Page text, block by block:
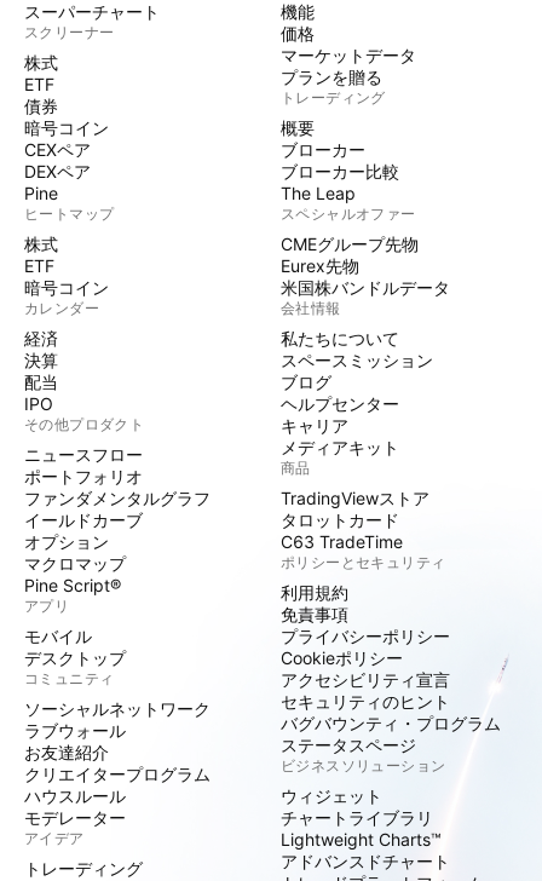
スーパーチャート
スクリーナー
株式
ETF
債券
暗号コイン
CEXペア
DEXペア
Pine
ヒートマップ
株式
ETF
暗号コイン
カレンダー
経済
決算
配当
IPO
その他プロダクト
ニュースフロー
ポートフォリオ
ファンダメンタルグラフ
イールドカーブ
オプション
マクロマップ
Pine Script®
アプリ
モバイル
デスクトップ
コミュニティ
ソーシャルネットワーク
ラブウォール
お友達紹介
クリエイタープログラム
ハウスルール
モデレーター
アイデア
トレーディング
機能
価格
マーケットデータ
プランを贈る
トレーディング
概要
ブローカー
ブローカー比較
The Leap
スペシャルオファー
CMEグループ先物
Eurex先物
米国株バンドルデータ
会社情報
私たちについて
スペースミッション
ブログ
ヘルプセンター
キャリア
メディアキット
商品
TradingViewストア
タロットカード
C63 TradeTime
ポリシーとセキュリティ
利用規約
免責事項
プライバシーポリシー
Cookieポリシー
アクセシビリティ宣言
セキュリティのヒント
バグバウンティ・プログラム
ステータスページ
ビジネスソリューション
ウィジェット
チャートライブラリ
Lightweight Charts™
アドバンスドチャート